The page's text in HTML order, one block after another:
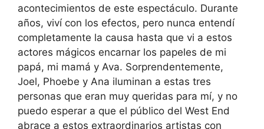
acontecimientos de este espectáculo. Durante
años, viví con los efectos, pero nunca entendí
completamente la causa hasta que vi a estos
actores mágicos encarnar los papeles de mi
papá, mi mamá y Ava. Sorprendentemente,
Joel, Phoebe y Ana iluminan a estas tres
personas que eran muy queridas para mí, y no
puedo esperar a que el público del West End
abrace a estos extraordinarios artistas con